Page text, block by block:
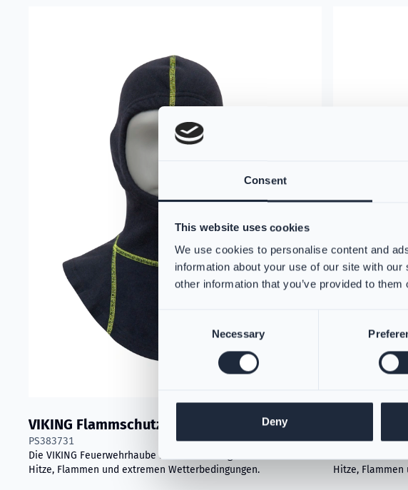
Consent
This website uses cookies
We use cookies to personalise content and
information about your use of our site with
other information that you’ve provided to
Necessary
Deny
VIKING Flammschutzhaube Aramid Blau
PS383731
Die VIKING Feuerwehrhaube bietet hervorragenden Schutz vor
Hitze, Flammen und extremen Wetterbedingungen.
VIKING
PS384367
Hitze,